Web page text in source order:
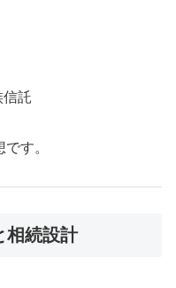
信託
す。
相続設計